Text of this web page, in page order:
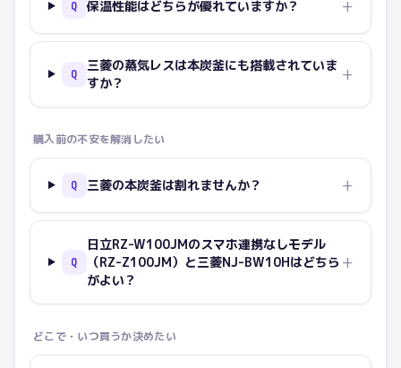
Q 保温性能はどちらが優れていますか？ +
Q
三菱の蒸気レスは本炭釜にも搭載されていま
すか？
+
購入前の不安を解消したい
Q 三菱の本炭釜は割れませんか？ +
Q
日立RZ-W100JMのスマホ連携なしモデル
（RZ-Z100JM）と三菱NJ-BW10Hはどちら
がよい？
+
どこで・いつ買うか決めたい